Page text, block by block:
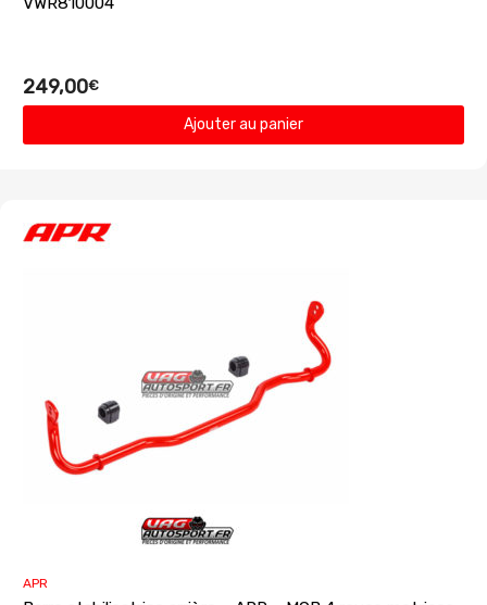
249,00€
Ajouter au panier
APR